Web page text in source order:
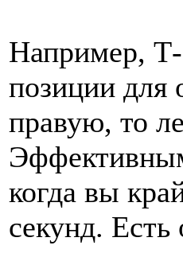
Например, Т-
позиции для
правую, то
когда вы
секунд.